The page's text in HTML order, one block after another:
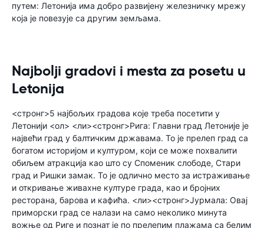
путем: Летонија има добро развијену железничку мрежу
која је повезује са другим земљама.
Najbolji gradovi i mesta za posetu u
Letonija
<стронг>5 најбољих градова које треба посетити у
Летонији <ол> <ли><стронг>Рига: Главни град Летоније је
највећи град у балтичким државама. То је прелеп град са
богатом историјом и културом, који се може похвалити
обиљем атракција као што су Споменик слободе, Стари
град и Ришки замак. То је одлично место за истраживање
и откривање живахне културе града, као и бројних
ресторана, барова и кафића. <ли><стронг>Јурмала: Овај
приморски град се налази на само неколико минута
вожње од Риге и познат је по прелепим плажама са белим